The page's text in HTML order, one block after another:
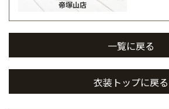
帝塚山店
一覧に戻る
衣装トップに戻る